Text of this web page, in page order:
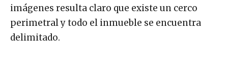
imágenes resulta claro que existe un cerco
perimetral y todo el inmueble se encuentra
delimitado.